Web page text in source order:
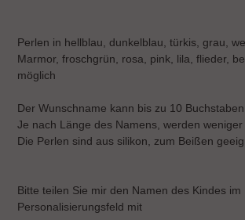
Perlen in hellblau, dunkelblau, türkis, grau,
Marmor, froschgrün, rosa, pink, lila, flieder,
möglich
Der Wunschname kann bis zu 10 Buchstaben
Je nach Länge des Namens, werden weniger
Die Perlen sind aus silikon, zum Beißen
Bitte teilen Sie mir den Namen des Kindes im
Personalisierungsfeld mit